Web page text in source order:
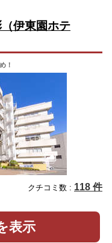
伊東園ホテ
！
クチコミ数 : 118 件
表示